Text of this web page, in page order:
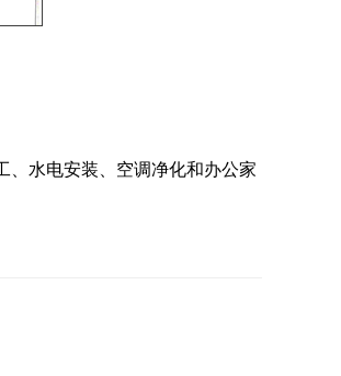
、水电安装、空调净化和办公家